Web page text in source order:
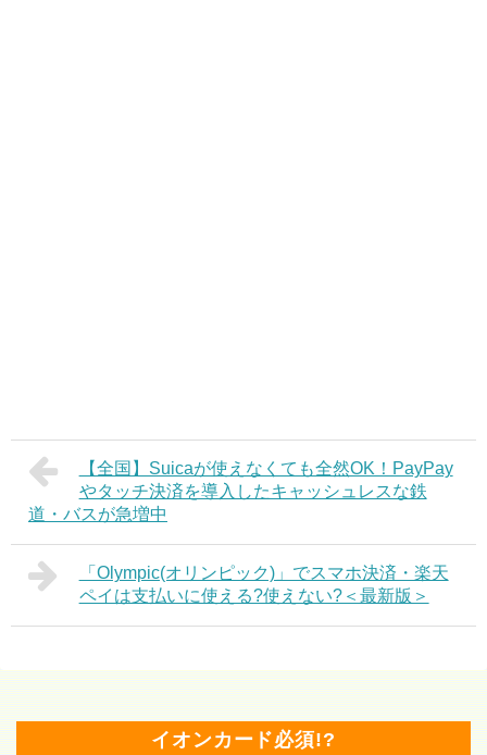
【全国】Suicaが使えなくても全然OK！PayPay
やタッチ決済を導入したキャッシュレスな鉄
道・バスが急増中
「Olympic(オリンピック)」でスマホ決済・楽天
ペイは支払いに使える?使えない?＜最新版＞
イオンカード必須!?